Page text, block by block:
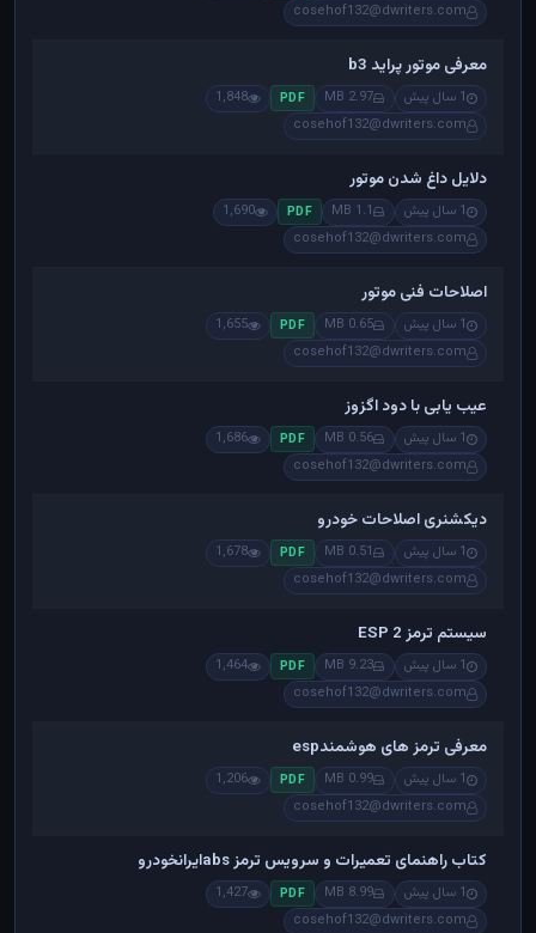
cosehof132@dwriters.com
معرفی موتور پراید b3
1 سال پیش 2.97 MB
PDF
1,848
cosehof132@dwriters.com
دلایل داغ شدن موتور
1 سال پیش 1.1 MB
PDF
1,690
cosehof132@dwriters.com
اصلاحات فنی موتور
1 سال پیش 0.65 MB
PDF
1,655
cosehof132@dwriters.com
عیب یابی با دود اگزوز
1 سال پیش 0.56 MB
PDF
1,686
cosehof132@dwriters.com
دیکشنری اصلاحات خودرو
1 سال پیش 0.51 MB
PDF
1,678
cosehof132@dwriters.com
سیستم ترمز ESP 2
1 سال پیش 9.23 MB
PDF
1,464
cosehof132@dwriters.com
معرفی ترمز های هوشمندesp
1 سال پیش 0.99 MB
PDF
1,206
cosehof132@dwriters.com
کتاب راهنمای تعمیرات و سرویس ترمز absایرانخودرو
1 سال پیش 8.99 MB
PDF
1,427
cosehof132@dwriters.com